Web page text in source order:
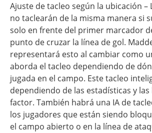
Ajuste de tacleo según la ubicación –
no taclearán de la misma manera si
solo en frente del primer marcador
punto de cruzar la línea de gol.
representará esto al cambiar como
aborda el tacleo dependiendo de
jugada en el campo. Este tacleo
dependiendo de las estadísticas y las
factor. También habrá una IA de
los jugadores que están siendo
el campo abierto o en la línea de